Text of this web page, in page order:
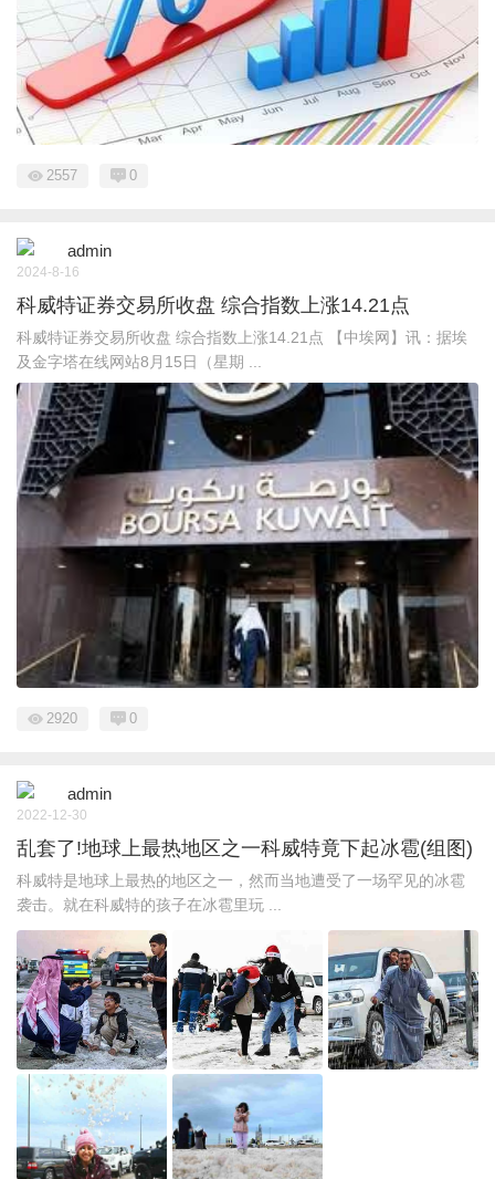
2557 0
admin
2024-8-16
科威特证券交易所收盘 综合指数上涨14.21点
科威特证券交易所收盘 综合指数上涨14.21点 【中埃网】讯：据埃
及金字塔在线网站8月15日（星期 ...
2920 0
admin
2022-12-30
乱套了!地球上最热地区之一科威特竟下起冰雹(组图)
科威特是地球上最热的地区之一，然而当地遭受了一场罕见的冰雹
袭击。就在科威特的孩子在冰雹里玩 ...